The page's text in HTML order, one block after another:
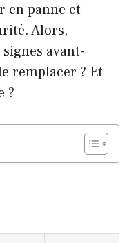
en panne et
Alors,
avant-
remplacer ? Et
?